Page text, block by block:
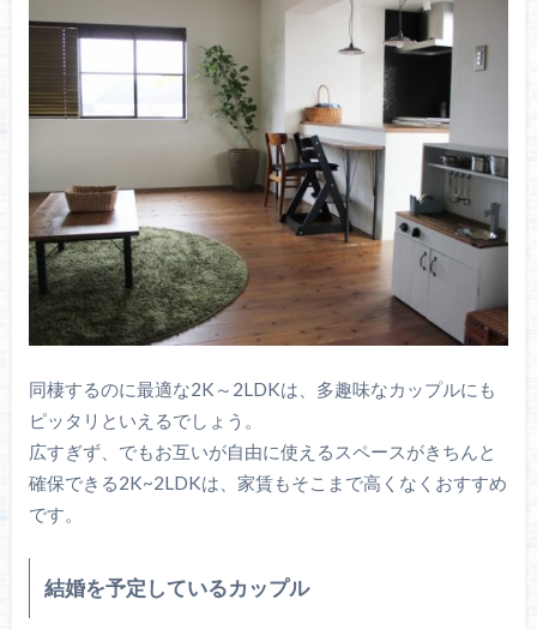
同棲するのに最適な2K～2LDKは、多趣味なカップルにも
ピッタリといえるでしょう。
広すぎず、でもお互いが自由に使えるスペースがきちんと
確保できる2K~2LDKは、家賃もそこまで高くなくおすすめ
です。
結婚を予定しているカップル